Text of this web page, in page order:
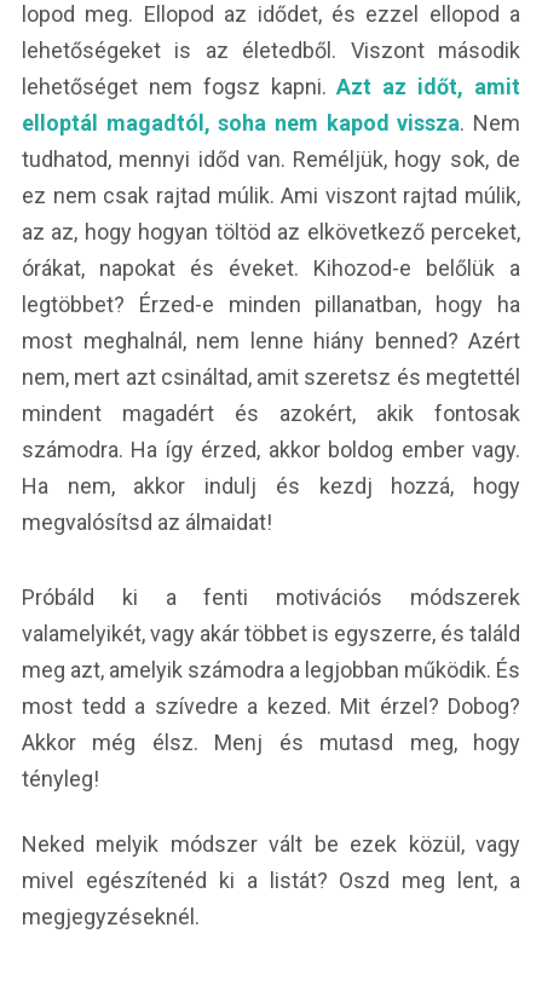
lopod meg. Ellopod az idődet, és ezzel ellopod a
lehetőségeket is az életedből. Viszont második
lehetőséget nem fogsz kapni.Azt az időt, amit
elloptál magadtól, soha nem kapod vissza. Nem
tudhatod, mennyi időd van. Reméljük, hogy sok, de
ez nem csak rajtad múlik. Ami viszont rajtad múlik,
az az, hogy hogyan töltöd az elkövetkező perceket,
órákat, napokat és éveket. Kihozod-e belőlük a
legtöbbet? Érzed-e minden pillanatban, hogy ha
most meghalnál, nem lenne hiány benned? Azért
nem, mert azt csináltad, amit szeretsz és megtettél
mindent magadért és azokért, akik fontosak
számodra. Ha így érzed, akkor boldog ember vagy.
Ha nem, akkor indulj és kezdj hozzá, hogy
megvalósítsd az álmaidat!
Próbáld ki a fenti motivációs módszerek
valamelyikét, vagy akár többet is egyszerre, és találd
meg azt, amelyik számodra a legjobban működik. És
most tedd a szívedre a kezed. Mit érzel? Dobog?
Akkor még élsz. Menj és mutasd meg, hogy
tényleg!
Neked melyik módszer vált be ezek közül, vagy
mivel egészítenéd ki a listát? Oszd meg lent, a
megjegyzéseknél.